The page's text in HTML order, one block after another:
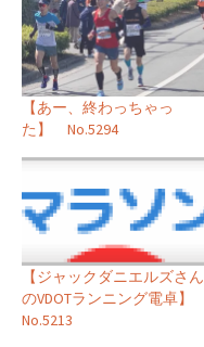
【あー、終わっちゃっ
た】 No.5294
【ジャックダニエルズさん
のVDOTランニング電卓】
No.5213